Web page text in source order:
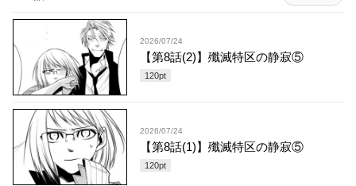
2026/07/24
【第8話(2)】殲滅特区の静寂⑤
120pt
2026/07/24
【第8話(1)】殲滅特区の静寂⑤
120pt